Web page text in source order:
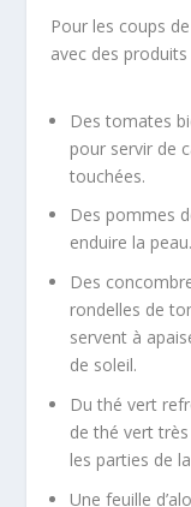
Pour les coups
avec des
Des tomates
pour servir de
touchées.
Des pommes
enduire la peau.
Des
rondelles de
servent à
de soleil.
Du thé vert
de thé vert
les parties de
Une feuille